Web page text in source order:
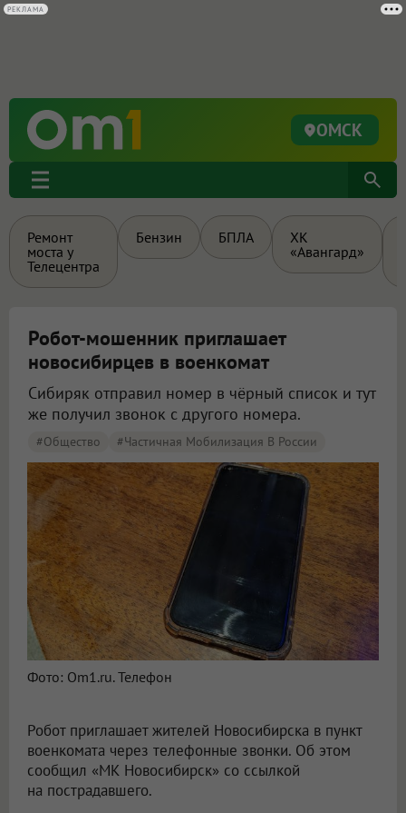
ОМСК
Ремонт
моста у
Телецентра
Бензин БПЛА
ХК
«Авангард»
Робот-мошенник приглашает
новосибирцев в военкомат
Сибиряк отправил номер в чёрный список и тут
же получил звонок с другого номера.
#Общество #Частичная Мобилизация В России
Фото: Om1.ru. Телефон
Робот приглашает жителей Новосибирска в пункт
военкомата через телефонные звонки. Об этом
сообщил «МК Новосибирск» со ссылкой
на пострадавшего.
РЕКЛАМА